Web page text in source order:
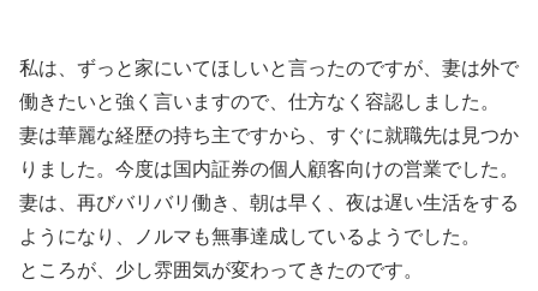
私は、ずっと家にいてほしいと言ったのですが、妻は外で
働きたいと強く言いますので、仕方なく容認しました。
妻は華麗な経歴の持ち主ですから、すぐに就職先は見つか
りました。今度は国内証券の個人顧客向けの営業でした。
妻は、再びバリバリ働き、朝は早く、夜は遅い生活をする
ようになり、ノルマも無事達成しているようでした。
ところが、少し雰囲気が変わってきたのです。